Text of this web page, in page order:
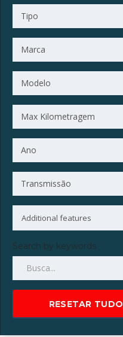
Tipo
Marca
Modelo
Max Kilometragem
Ano
Transmissão
Search by keywords
RESETAR TUDO